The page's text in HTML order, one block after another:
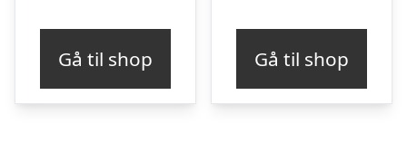
Gå til shop Gå til shop